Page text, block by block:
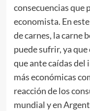
consecuencias que
economista. En
de carnes, la carne
puede sufrir, ya que
que ante caídas del
más económicas
reacción de los
mundial y en